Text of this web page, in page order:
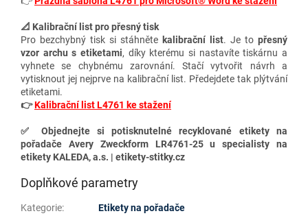
📐 Kalibrační list pro přesný tisk
Pro bezchybný tisk si stáhněte kalibrační list. Je to přesný
vzor archu s etiketami, díky kterému si nastavíte tiskárnu a
vyhnete se chybnému zarovnání. Stačí vytvořit návrh a
vytisknout jej nejprve na kalibrační list. Předejdete tak plýtvání
etiketami.
👉Kalibrační list L4761 ke stažení
✅ Objednejte si potisknutelné recyklované etikety na
pořadače Avery Zweckform LR4761-25 u specialisty na
etikety KALEDA, a.s. | etikety-stitky.cz
Doplňkové parametry
Kategorie:
Etikety na pořadače